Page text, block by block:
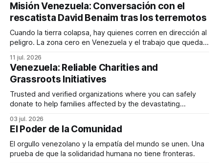
Misión Venezuela: Conversación con el
rescatista David Benaim tras los terremotos
Cuando la tierra colapsa, hay quienes corren en dirección al
peligro. La zona cero en Venezuela y el trabajo que queda
11 jul. 2026
Venezuela: Reliable Charities and
Grassroots Initiatives
Trusted and verified organizations where you can safely
donate to help families affected by the devastating
03 jul. 2026
El Poder de la Comunidad
El orgullo venezolano y la empatía del mundo se unen. Una
prueba de que la solidaridad humana no tiene fronteras.